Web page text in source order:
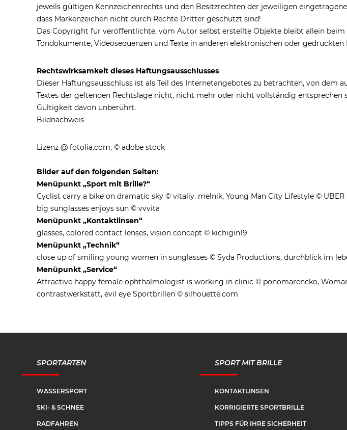
jeweils gültigen Kennzeichenrechts und den Besitzrechten der jeweiligen
dass Markenzeichen nicht durch Rechte Dritter geschützt sind!
Das Copyright für veröffentlichte, vom Autor selbst erstellte Objekte bleibt allein
Tondokumente, Videosequenzen und Texte in anderen elektronischen oder
Rechtswirksamkeit dieses Haftungsausschlusses
Dieser Haftungsausschluss ist als Teil des Internetangebotes zu betrachten, von dem
Textes der geltenden Rechtslage nicht, nicht mehr oder nicht vollständig
Gültigkeit davon unberührt.
Bildnachweis
Lizenz @ fotolia.com, © adobe stock
Bilder auf den folgenden Seiten:
Menüpunkt „Sport mit Brille?“
Cyclist carry a bike on dramatic sky © vitaliy_melnik, Young Man City Lifestyle ©
big sunglasses enjoys sun © vvvita
Menüpunkt „Kontaktlinsen“
glasses, colored contact lenses, vision concept © kichigin19
Menüpunkt „Technik“
close up of smiling young women in sunglasses © Syda Productions, durchblick im
Menüpunkt „Service“
Attractive happy female ophthalmologist is working in clinic © ponomarencko,
contrastwerkstatt, evil eye Sportbrillen © silhouette.com
SPORTARTEN
WASSERSPORT
SKI- & SCHNEE
RADFAHREN
SPORT MIT BRILLE
KONTAKTLINSEN
KORRIGIERTE SPORTBRILLE
TIPPS FÜR IHRE SICHERHEIT